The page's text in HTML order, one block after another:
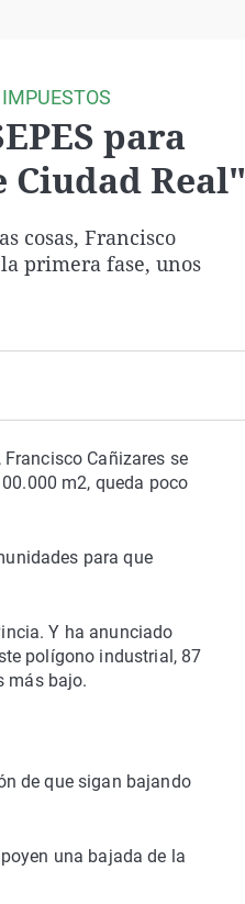
para
Real"
cosas, Francisco
primera fase, unos
Cañizares se
m2, queda poco
para que
Y ha anunciado
polígono industrial, 87
más bajo.
de que sigan bajando
una bajada de la